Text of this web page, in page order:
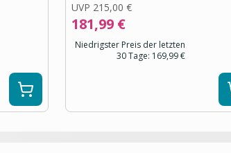
UVP 215,00 €
181,99 €
Niedrigster Preis der letzten
30 Tage: 169,99 €